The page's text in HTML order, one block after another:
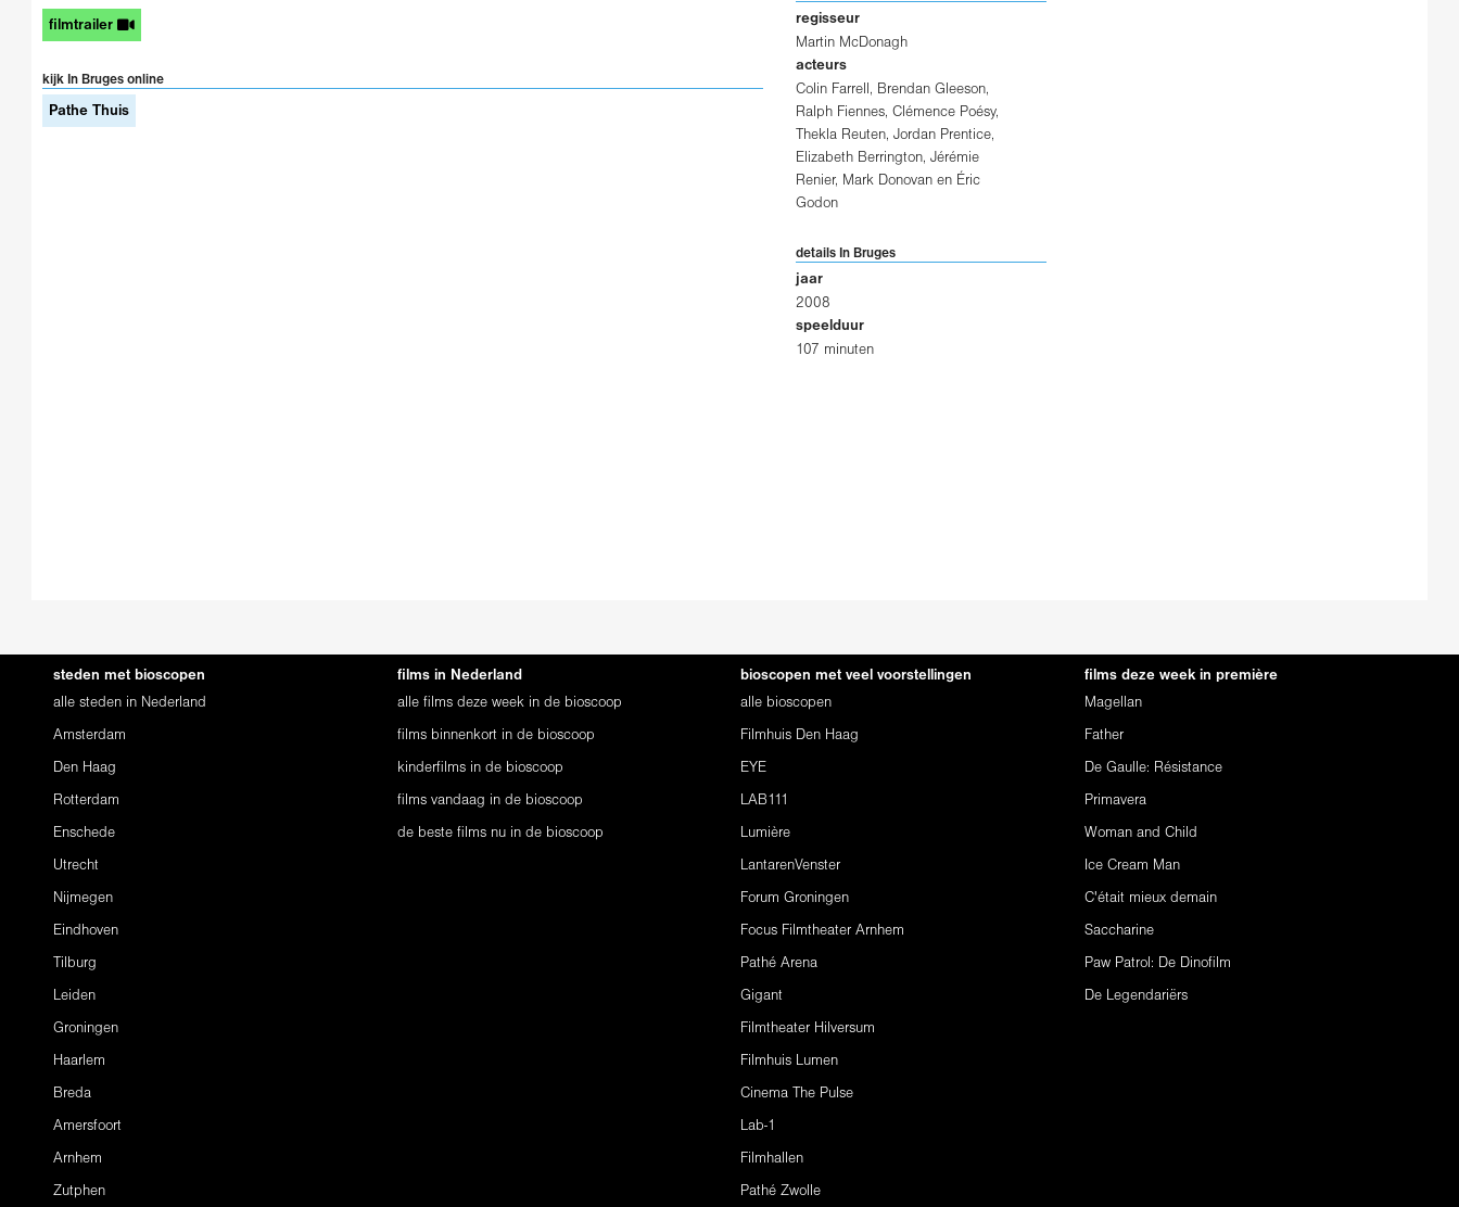
filmtrailer
kijk In Bruges online
Pathe Thuis
regisseur
Martin McDonagh
acteurs
Colin Farrell , Brendan Gleeson,
Ralph Fiennes, Clémence Poésy,
Thekla Reuten, Jordan Prentice,
Elizabeth Berrington, Jérémie
Renier, Mark Donovan en Éric
Godon
details In Bruges
jaar
2008
speelduur
107 minuten
steden met bioscopen
alle steden in Nederland
Amsterdam
Den Haag
Rotterdam
Enschede
Utrecht
Nijmegen
Eindhoven
Tilburg
Leiden
Groningen
Haarlem
Breda
Amersfoort
Arnhem
Zutphen
films in Nederland
alle films deze week in de bioscoop
films binnenkort in de bioscoop
kinderfilms in de bioscoop
films vandaag in de bioscoop
de beste films nu in de bioscoop
bioscopen met veel voorstellingen
alle bioscopen
Filmhuis Den Haag
EYE
LAB111
Lumière
LantarenVenster
Forum Groningen
Focus Filmtheater Arnhem
Pathé Arena
Gigant
Filmtheater Hilversum
Filmhuis Lumen
Cinema The Pulse
Lab-1
Filmhallen
Pathé Zwolle
films deze week in première
Magellan
Father
De Gaulle: Résistance
Primavera
Woman and Child
Ice Cream Man
C'était mieux demain
Saccharine
Paw Patrol: De Dinofilm
De Legendariërs